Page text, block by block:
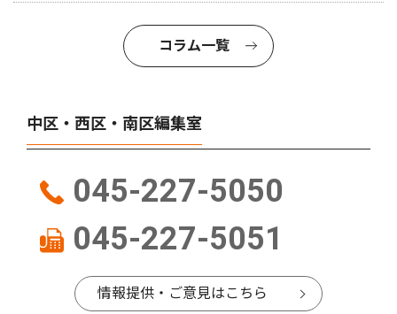
コラム一覧
中区・西区・南区編集室
045-227-5050
045-227-5051
情報提供・ご意見はこちら